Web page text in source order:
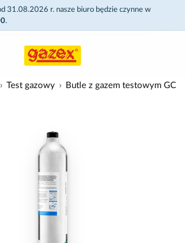
31.08.2026 r. nasze biuro będzie czynne w
.
Test gazowy Butle z gazem testowym GC